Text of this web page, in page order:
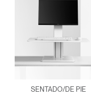
SENTADO/DE PIE